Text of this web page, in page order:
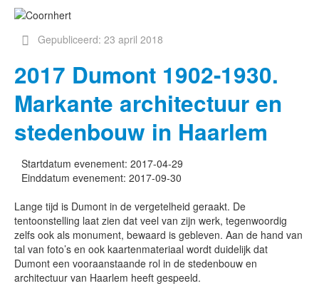
Gepubliceerd: 23 april 2018
2017 Dumont 1902-1930.
Markante architectuur en
stedenbouw in Haarlem
Startdatum evenement: 2017-04-29
Einddatum evenement: 2017-09-30
Lange tijd is Dumont in de vergetelheid geraakt. De
tentoonstelling laat zien dat veel van zijn werk, tegenwoordig
zelfs ook als monument, bewaard is gebleven. Aan de hand van
tal van foto’s en ook kaartenmateriaal wordt duidelijk dat
Dumont een vooraanstaande rol in de stedenbouw en
architectuur van Haarlem heeft gespeeld.